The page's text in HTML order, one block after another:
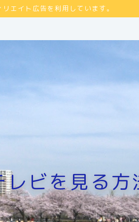
エイト広告を利用しています。
レビを見る方